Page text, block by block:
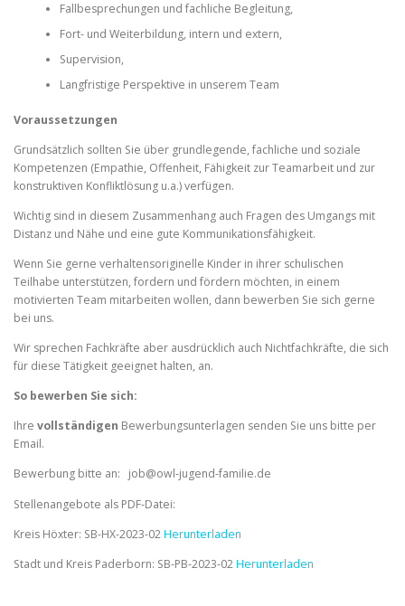
Fallbesprechungen und fachliche Begleitung,
Fort- und Weiterbildung, intern und extern,
Supervision,
Langfristige Perspektive in unserem Team
Voraussetzungen
Grundsätzlich sollten Sie über grundlegende, fachliche und soziale
Kompetenzen (Empathie, Offenheit, Fähigkeit zur Teamarbeit und zur
konstruktiven Konfliktlösung u.a.) verfügen.
Wichtig sind in diesem Zusammenhang auch Fragen des Umgangs mit
Distanz und Nähe und eine gute Kommunikationsfähigkeit.
Wenn Sie gerne verhaltensoriginelle Kinder in ihrer schulischen
Teilhabe unterstützen, fordern und fördern möchten, in einem
motivierten Team mitarbeiten wollen, dann bewerben Sie sich gerne
bei uns.
Wir sprechen Fachkräfte aber ausdrücklich auch Nichtfachkräfte, die sich
für diese Tätigkeit geeignet halten, an.
So bewerben Sie sich:
Ihre vollständigen Bewerbungsunterlagen senden Sie uns bitte per
Email.
Bewerbung bitte an: job@owl-jugend-familie.de
Stellenangebote als PDF-Datei:
Kreis Höxter: SB-HX-2023-02Herunterladen
Stadt und Kreis Paderborn: SB-PB-2023-02Herunterladen